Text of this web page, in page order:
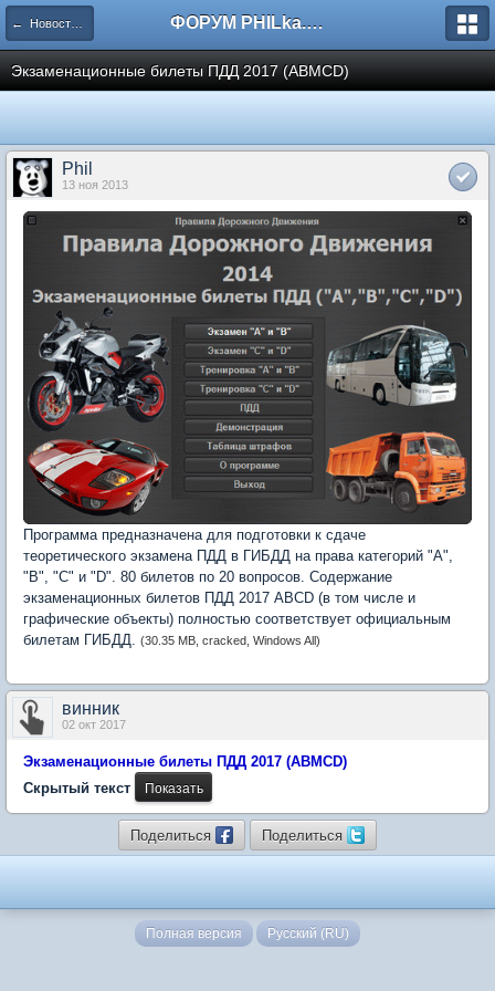
← Новости с сайта ФОРУМ PHILka.RU
Экзаменационные билеты ПДД 2017 (ABMCD)
Phil
13 ноя 2013
Программа предназначена для подготовки к сдаче
теоретического экзамена ПДД в ГИБДД на права категорий "A",
"B", "C" и "D". 80 билетов по 20 вопросов. Содержание
экзаменационных билетов ПДД 2017 ABCD (в том числе и
графические объекты) полностью соответствует официальным
билетам ГИБДД. (30.35 MB, cracked, Windows All)
винник
02 окт 2017
Экзаменационные билеты ПДД 2017 (ABMCD)
Скрытый текст
Поделиться Поделиться
Полная версия Русский (RU)